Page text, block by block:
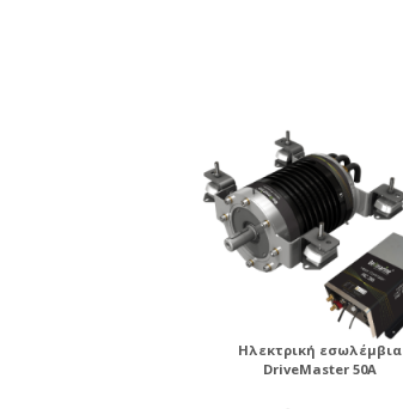
Ηλεκτρική εσωλέμβια
DriveMaster 50A